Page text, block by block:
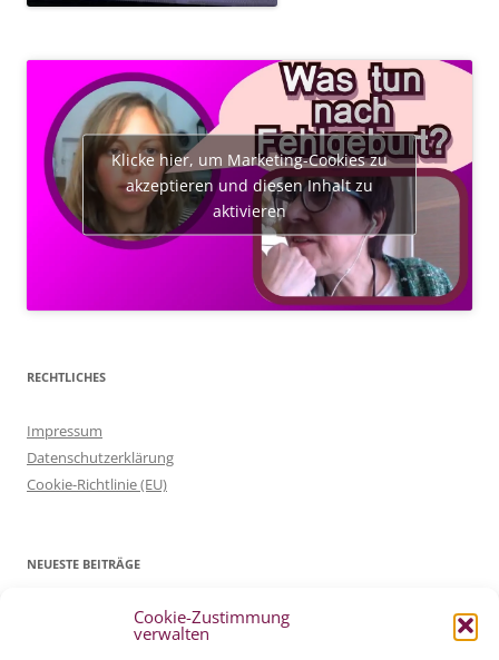
Cookie-Zustimmung
verwalten
Klicke hier, um Marketing-Cookies zu
akzeptieren und diesen Inhalt zu
aktivieren
RECHTLICHES
Impressum
Datenschutzerklärung
Cookie-Richtlinie (EU)
NEUESTE BEITRÄGE
Patientenverfügung Geburt vertreten in WELTWOCHE DER GEBURT